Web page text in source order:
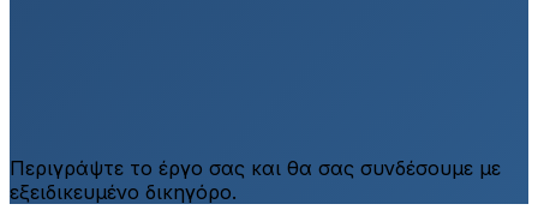
Περιγράψτε το έργο σας και θα σας συνδέσουμε με
εξειδικευμένο δικηγόρο.